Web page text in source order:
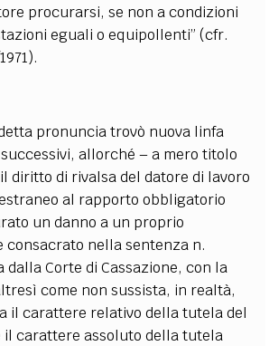
procurarsi, se non a condizioni
eguali o equipollenti” (cfr.
pronuncia trovò nuova linfa
allorché – a mero titolo
diritto di rivalsa del datore di lavoro
al rapporto obbligatorio
un danno a un proprio
consacrato nella sentenza n.
dalla Corte di Cassazione, con la
come non sussista, in realtà,
il carattere relativo della tutela del
il carattere assoluto della tutela